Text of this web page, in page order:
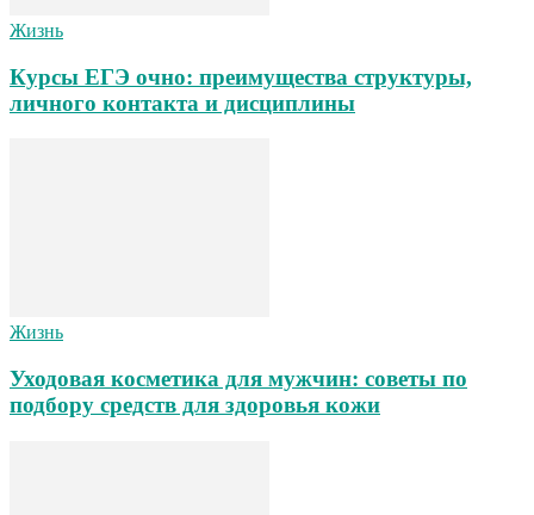
Жизнь
Курсы ЕГЭ очно: преимущества структуры,
личного контакта и дисциплины
Жизнь
Уходовая косметика для мужчин: советы по
подбору средств для здоровья кожи